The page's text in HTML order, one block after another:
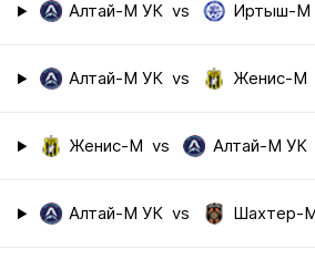
Алтай-М УК vs Иртыш-М
Алтай-М УК vs Женис-М
Женис-М vs Алтай-М УК
Алтай-М УК vs Шахтер-